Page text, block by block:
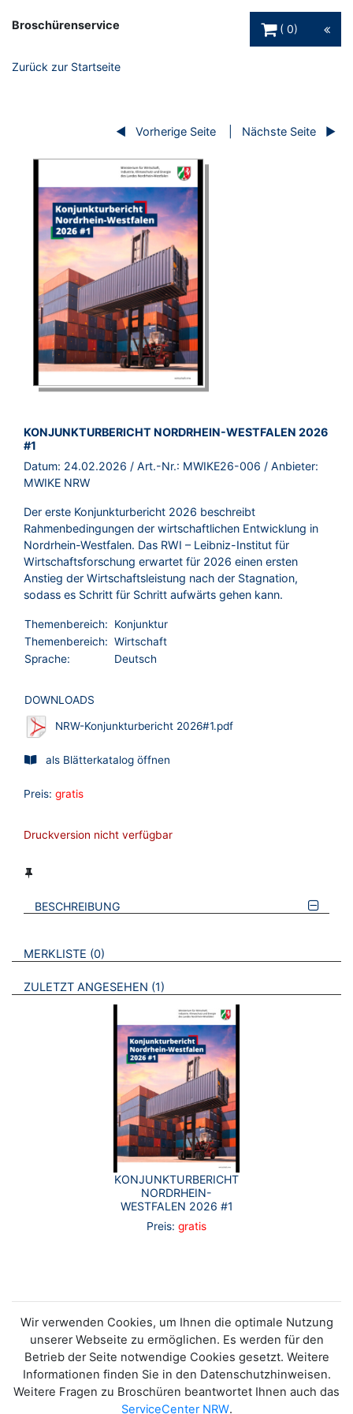
Broschürenservice
0
Zurück zur Startseite
Vorherige Seite Nächste Seite
BROSCHÜRE:
KONJUNKTURBERICHT NORDRHEIN-WESTFALEN 2026
#1
Datum: 24.02.2026 / Art.-Nr.: MWIKE26-006 / Anbieter:
MWIKE NRW
Der erste Konjunkturbericht 2026 beschreibt
Rahmenbedingungen der wirtschaftlichen Entwicklung in
Nordrhein-Westfalen. Das RWI – Leibniz-Institut für
Wirtschaftsforschung erwartet für 2026 einen ersten
Anstieg der Wirtschaftsleistung nach der Stagnation,
sodass es Schritt für Schritt aufwärts gehen kann.
Themenbereich:
Konjunktur
Themenbereich: Wirtschaft
Sprache:
Deutsch
DOWNLOADS
NRW-Konjunkturbericht 2026#1.pdf
als Blätterkatalog öffnen
Preis: gratis
Druckversion nicht verfügbar
BESCHREIBUNG
VERWEISE AUF VERMERKTE- ODER ZULETZT ANGESEHENE
MERKLISTE 0 BROSCHÜREN
ZULETZT ANGESEHEN 1 BROSCHÜREN
KONJUNKTURBERICHT
NORDRHEIN-
WESTFALEN 2026 #1
Preis: gratis
Wir verwenden Cookies, um Ihnen die optimale Nutzung
unserer Webseite zu ermöglichen. Es werden für den
Betrieb der Seite notwendige Cookies gesetzt. Weitere
Informationen finden Sie in den Datenschutzhinweisen.
Weitere Fragen zu Broschüren beantwortet Ihnen auch das
ServiceCenter NRW.